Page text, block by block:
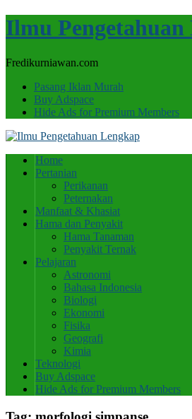
Ilmu Pengetahuan
Fredikurniawan.com
Pasang Iklan Murah
Buy Adspace
Hide Ads for Premium Members
Home
Pertanian
Perikanan
Peternakan
Manfaat & Khasiat
Hama dan Penyakit
Hama Tanaman
Penyakit Ternak
Pelajaran
Astronomi
Bahasa Indonesia
Biologi
Ekonomi
Fisika
Geografi
Kimia
Teknologi
Buy Adspace
Hide Ads for Premium Members